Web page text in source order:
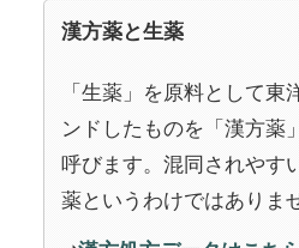
漢方薬と生薬
「生薬」を原料として東
ンドしたものを「漢方薬
呼びます。混同されやす
薬というわけではありま